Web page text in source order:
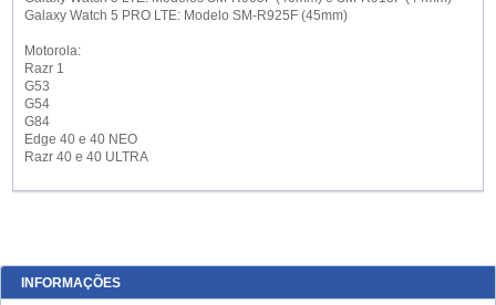
Galaxy Watch 5 PRO LTE: Modelo SM-R925F (45mm)
Motorola:
Razr 1
G53
G54
G84
Edge 40 e 40 NEO
Razr 40 e 40 ULTRA
INFORMAÇÕES